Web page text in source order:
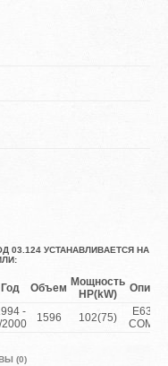
03.124 УСТАНАВЛИВАЕТСЯ НА
Год Объем Мощность
HP(kW)
-
2000
1596 102(75)
E63
(0)